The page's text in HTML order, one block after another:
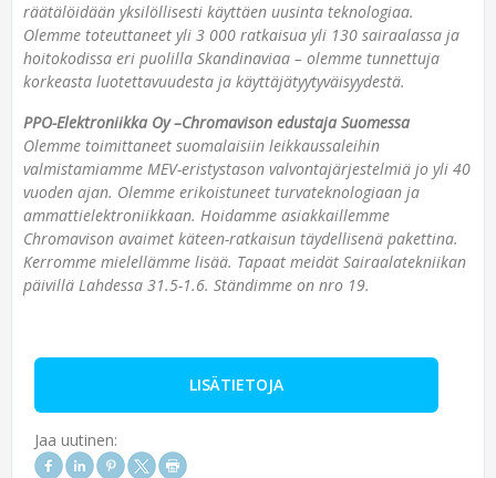
räätälöidään yksilöllisesti käyttäen uusinta teknologiaa.
Olemme toteuttaneet yli 3 000 ratkaisua yli 130 sairaalassa ja
hoitokodissa eri puolilla Skandinaviaa – olemme tunnettuja
korkeasta luotettavuudesta ja käyttäjätyytyväisyydestä.
PPO-Elektroniikka Oy –Chromavison edustaja Suomessa
Olemme toimittaneet suomalaisiin leikkaussaleihin
valmistamiamme MEV-eristystason valvontajärjestelmiä jo yli 40
vuoden ajan. Olemme erikoistuneet turvateknologiaan ja
ammattielektroniikkaan. Hoidamme asiakkaillemme
Chromavison avaimet käteen-ratkaisun täydellisenä pakettina.
Kerromme mielellämme lisää. Tapaat meidät Sairaalatekniikan
päivillä Lahdessa 31.5-1.6. Ständimme on nro 19.
LISÄTIETOJA
Jaa uutinen: